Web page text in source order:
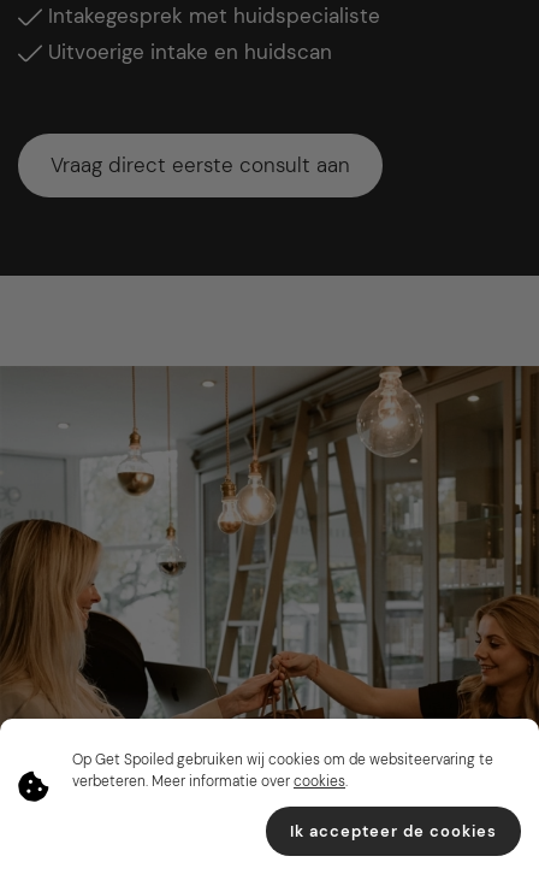
Intakegesprek met huidspecialiste
Uitvoerige intake en huidscan
Vraag direct eerste consult aan
Op Get Spoiled gebruiken wij cookies om de websiteervaring te
verbeteren. Meer informatie overcookies.
Ik accepteer de cookies